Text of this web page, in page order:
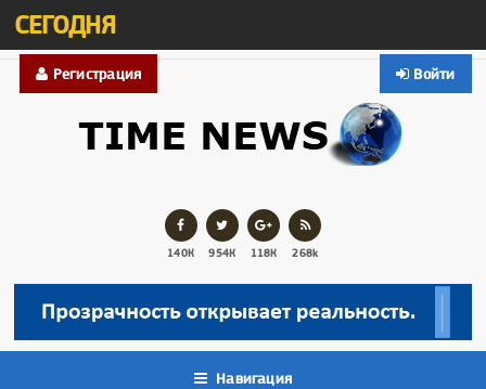
СЕГОДНЯ
Войти
Регистрация
140К 954К 118К 268k
Навигация